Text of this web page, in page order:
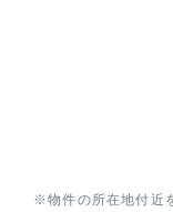
※物件の所在地付近